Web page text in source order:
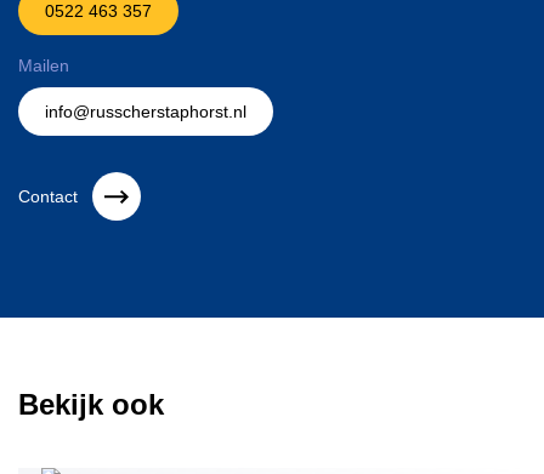
0522 463 357
Mailen
info@russcherstaphorst.nl
Contact
Bekijk ook